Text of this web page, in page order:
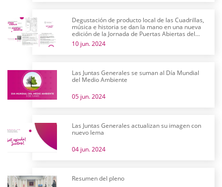
Degustación de producto local de las Cuadrillas,
música e historia se dan la mano en una nueva
edición de la Jornada de Puertas Abiertas del
parlamento alavés
10 jun. 2024
Las Juntas Generales se suman al Día Mundial
del Medio Ambiente
05 jun. 2024
Las Juntas Generales actualizan su imagen con
nuevo lema
04 jun. 2024
Resumen del pleno